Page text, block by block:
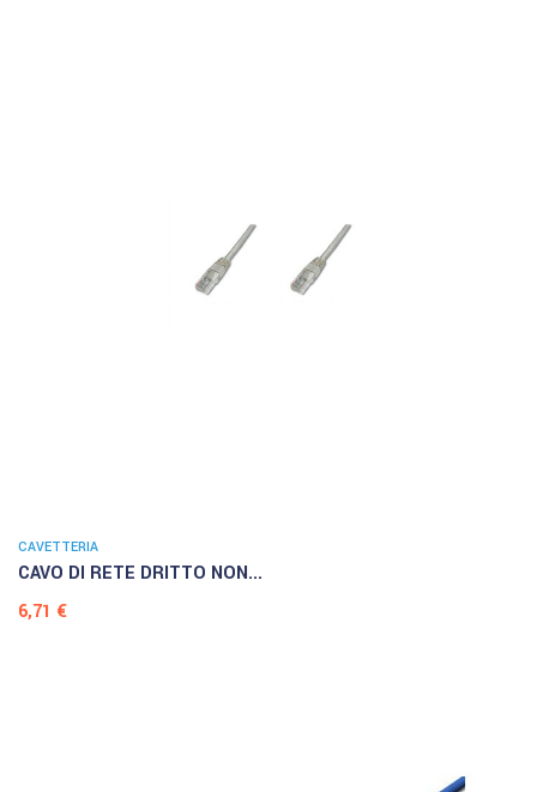
CAVETTERIA
CAVO DI RETE DRITTO NON...
Prezzo
6,71 €